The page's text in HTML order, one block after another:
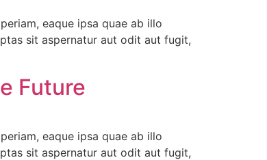
eaque ipsa quae ab illo
sit aspernatur aut odit aut fugit,
Future
eaque ipsa quae ab illo
sit aspernatur aut odit aut fugit,